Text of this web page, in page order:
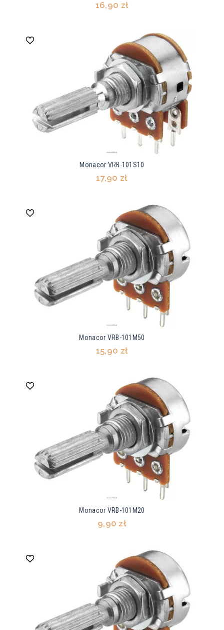
16,90 zł
Monacor VRB-101S10
17,90 zł
Monacor VRB-101M50
15,90 zł
Monacor VRB-101M20
9,90 zł